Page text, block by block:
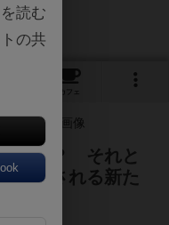
カフェ
は友人？ それと
追加される新た
読む
の共